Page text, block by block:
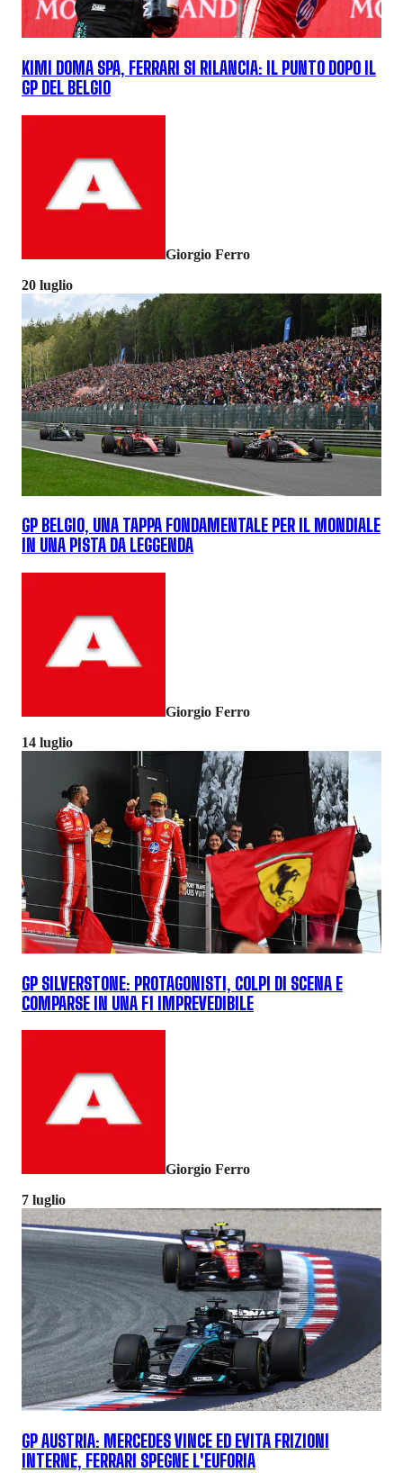
KIMI DOMA SPA, FERRARI SI RILANCIA: IL PUNTO DOPO IL
GP DEL BELGIO
Giorgio Ferro
20 luglio
GP BELGIO, UNA TAPPA FONDAMENTALE PER IL MONDIALE
IN UNA PISTA DA LEGGENDA
Giorgio Ferro
14 luglio
GP SILVERSTONE: PROTAGONISTI, COLPI DI SCENA E
COMPARSE IN UNA F1 IMPREVEDIBILE
Giorgio Ferro
7 luglio
GP AUSTRIA: MERCEDES VINCE ED EVITA FRIZIONI
INTERNE, FERRARI SPEGNE L'EUFORIA